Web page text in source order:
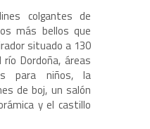
colgantes de
más bellos que
situado a 130
Dordoña, áreas
para niños, la
de boj, un salón
y el castillo